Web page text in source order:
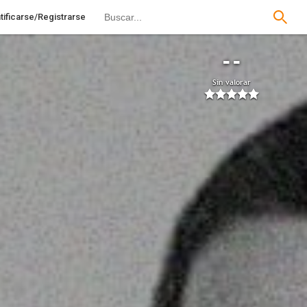
Registrarse
--
Sin valorar